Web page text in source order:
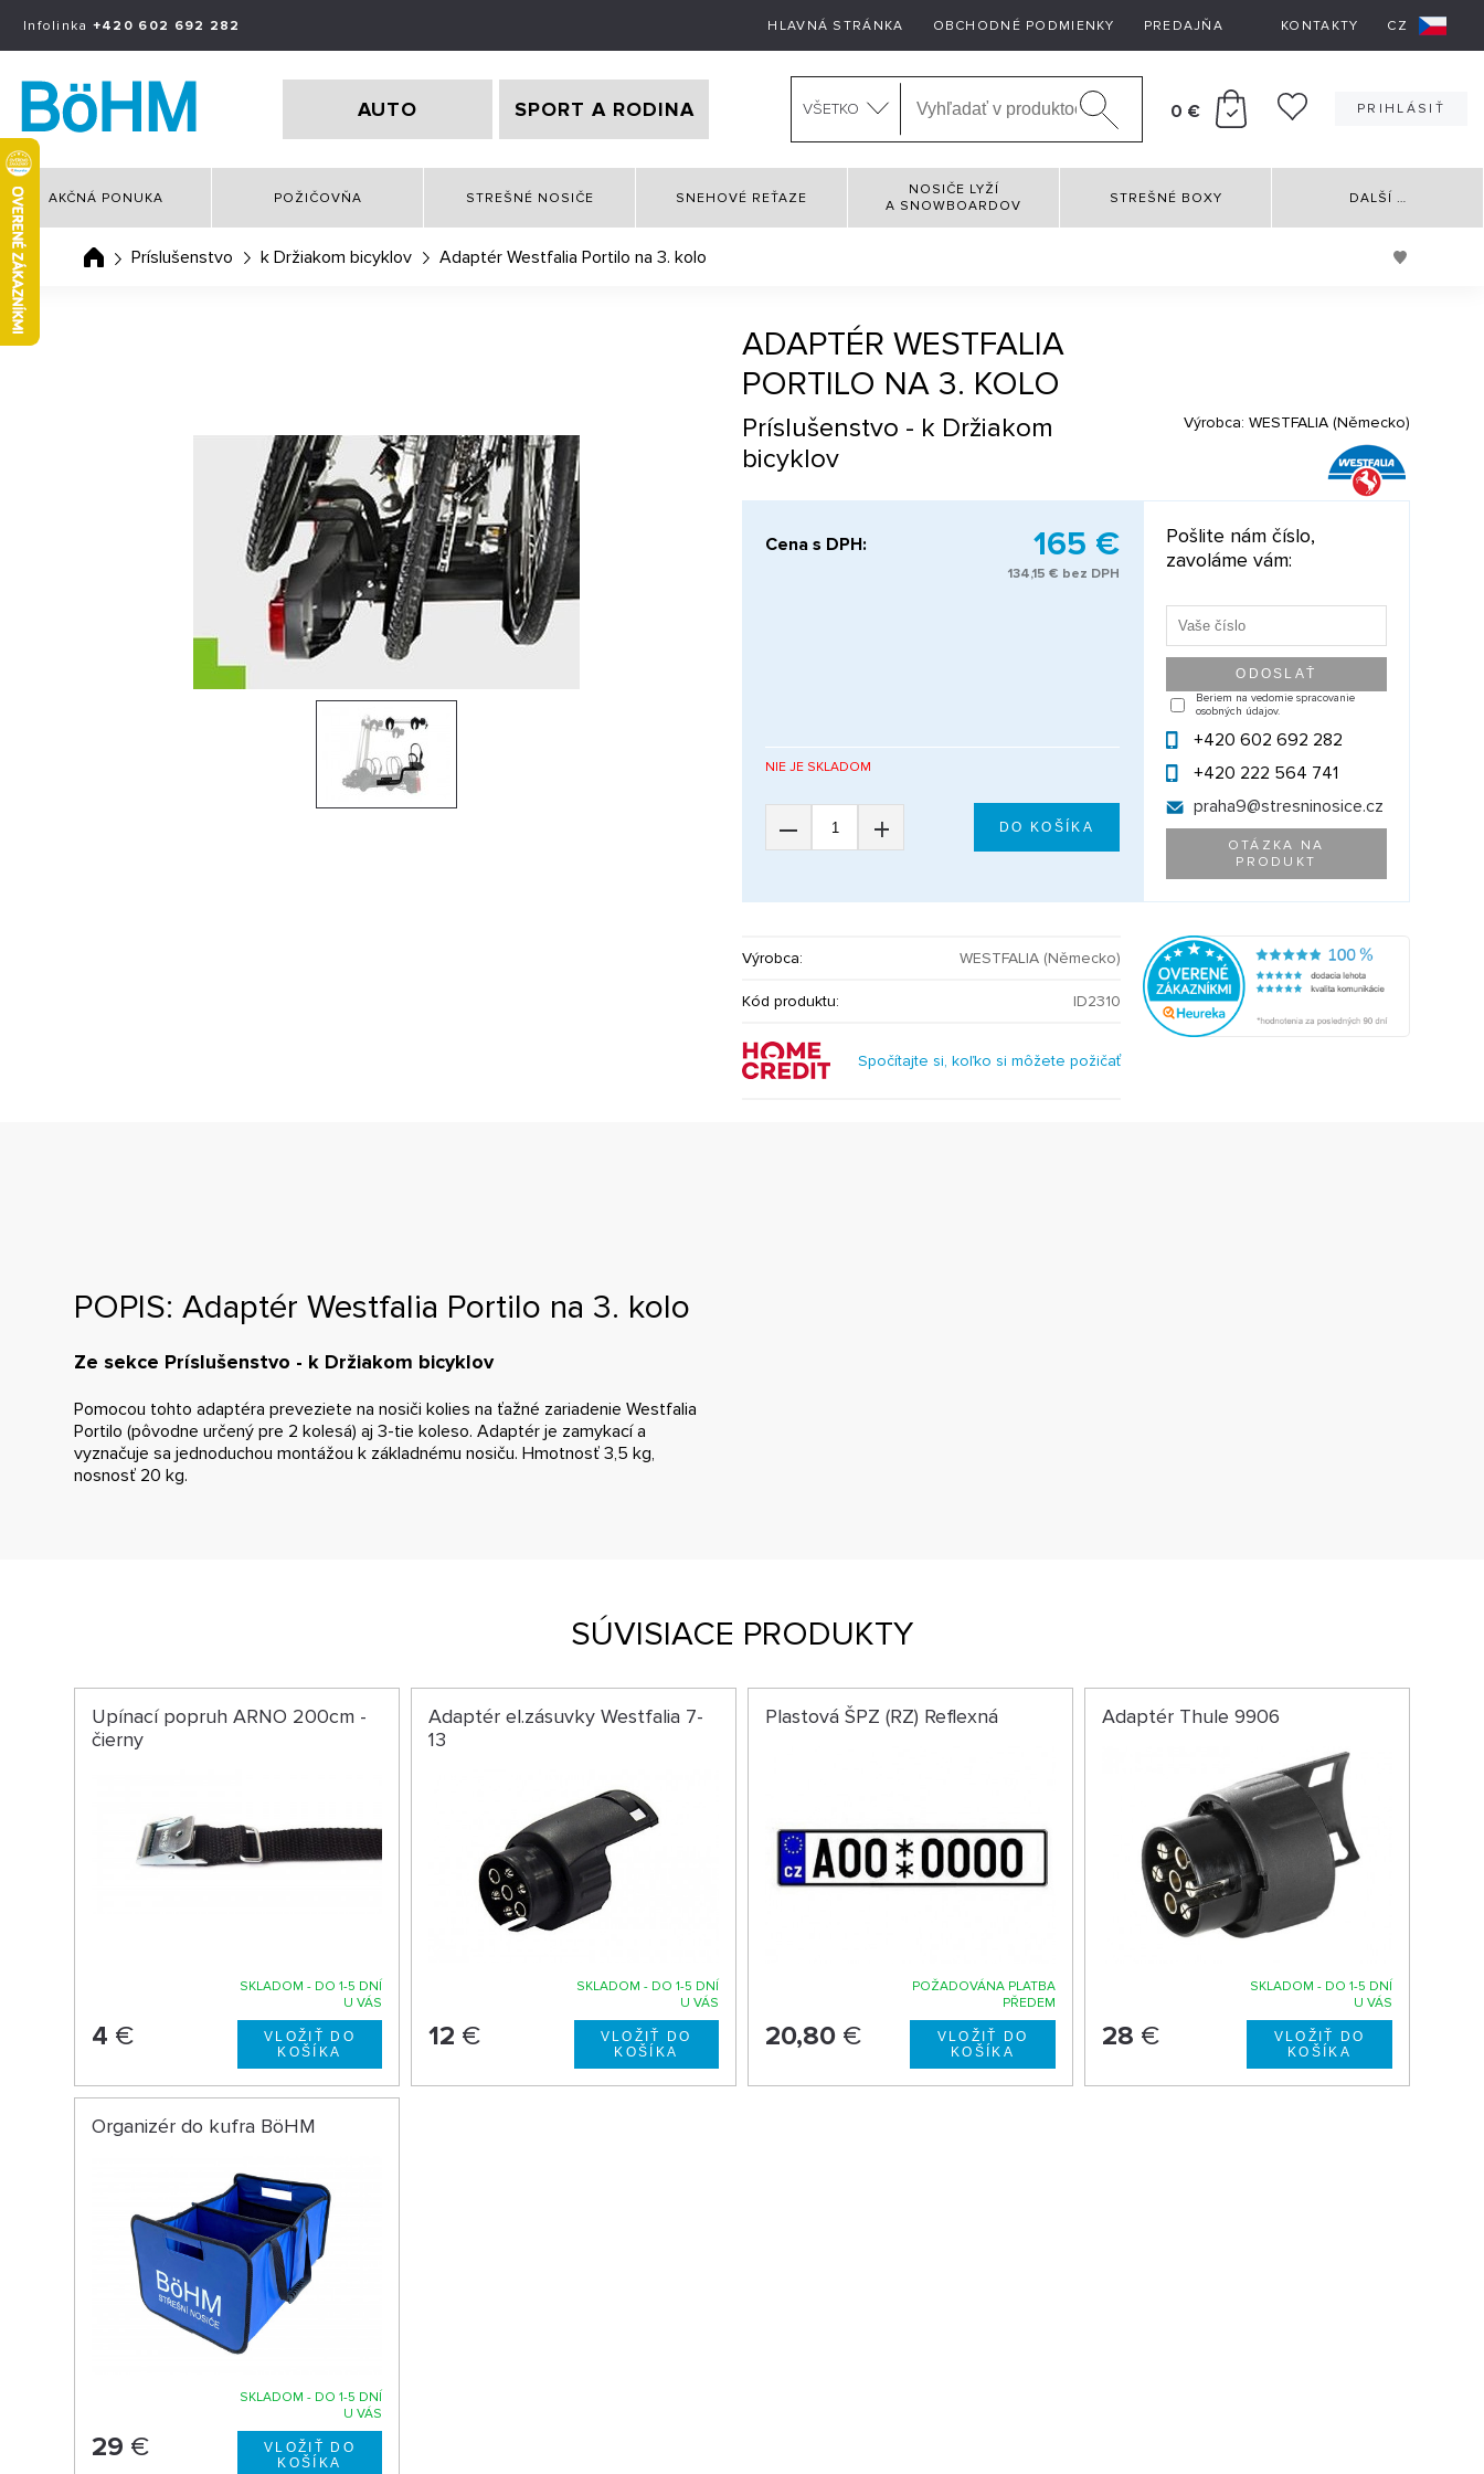
Infolinka +420 602 692 282 HLAVNÁ STRÁNKA OBCHODNÉ PODMIENKY PREDAJŇA KONTAKTY CZ
AUTO SPORT A RODINA VŠETKO 0 € PRIHLÁSIŤ
AKČNÁ PONUKA POŽIČOVŇA STREŠNÉ NOSIČE SNEHOVÉ REŤAZE
NOSIČE LYŽÍ
A SNOWBOARDOV
STREŠNÉ BOXY DALŠÍ …
Príslušenstvo k Držiakom bicyklov Adaptér Westfalia Portilo na 3. kolo
ADAPTÉR WESTFALIA
PORTILO NA 3. KOLO
Príslušenstvo - k Držiakom
bicyklov
Výrobca: WESTFALIA (Německo)
Cena s DPH: 165 €
134,15 € bez DPH
NIE JE SKLADOM
– +
Pošlite nám číslo,
zavoláme vám:
Beriem na vedomie spracovanie
osobných údajov.
+420 602 692 282
+420 222 564 741
praha9@stresninosice.cz
OTÁZKA NA
PRODUKT
Výrobca: WESTFALIA (Německo)
Kód produktu: ID2310
Spočítajte si, koľko si môžete požičať
POPIS: Adaptér Westfalia Portilo na 3. kolo
Ze sekce Príslušenstvo - k Držiakom bicyklov
Pomocou tohto adaptéra preveziete na nosiči kolies na ťažné zariadenie Westfalia
Portilo (pôvodne určený pre 2 kolesá) aj 3-tie koleso. Adaptér je zamykací a
vyznačuje sa jednoduchou montážou k základnému nosiču. Hmotnosť 3,5 kg,
nosnosť 20 kg.
SÚVISIACE PRODUKTY
Upínací popruh ARNO 200cm -
čierny
SKLADOM - DO 1-5 DNÍ
U VÁS
4 €
Adaptér el.zásuvky Westfalia 7-
13
SKLADOM - DO 1-5 DNÍ
U VÁS
12 €
Plastová ŠPZ (RZ) Reflexná
POŽADOVÁNA PLATBA
PŘEDEM
20,80€
Adaptér Thule 9906
SKLADOM - DO 1-5 DNÍ
U VÁS
28 €
Organizér do kufra BöHM
SKLADOM - DO 1-5 DNÍ
U VÁS
29 €